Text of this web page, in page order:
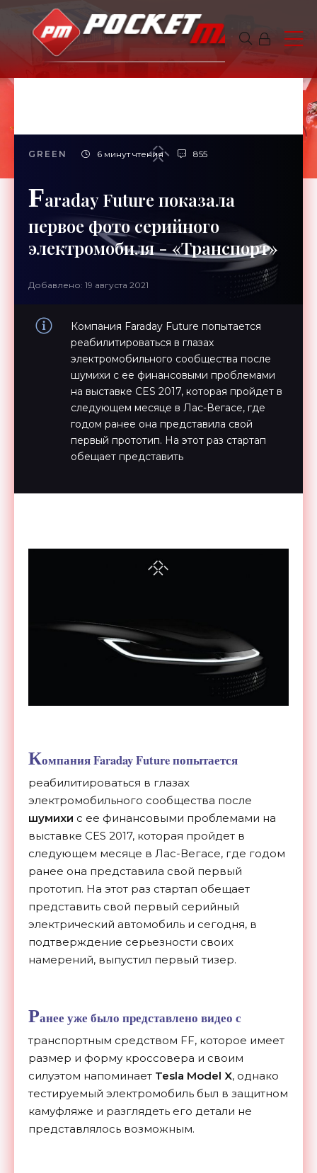
GREEN 6 минут чтения 855
Faraday Future показала
первое фото серийного
электромобиля - «Транспорт»
Добавлено: 19 августа 2021
Компания Faraday Future попытается
реабилитироваться в глазах
электромобильного сообщества после
шумихи с ее финансовыми проблемами
на выставке CES 2017, которая пройдет в
следующем месяце в Лас-Вегасе, где
годом ранее она представила свой
первый прототип. На этот раз стартап
обещает представить
КомпанияFaraday Futureпопытается
реабилитироваться в глазах
электромобильного сообщества после
шумихи с ее финансовыми проблемами на
выставке CES 2017, которая пройдет в
следующем месяце в Лас-Вегасе, где годом
ранее она представила свой первый
прототип. На этот раз стартап обещает
представить свой первый серийный
электрический автомобиль и сегодня, в
подтверждение серьезности своих
намерений, выпустил первый тизер.
Ранее уже было представлено видео с
транспортным средством FF, которое имеет
размер и форму кроссовера и своим
силуэтом напоминает Tesla Model X, однако
тестируемый электромобиль был в защитном
камуфляже и разглядеть его детали не
представлялось возможным.